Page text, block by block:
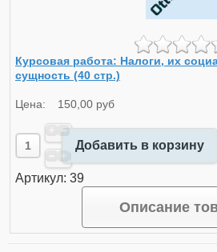
Курсовая работа: Налоги, их
сущность (40 стр.)
Цена: 150,00 руб
Добавить в корзину
Артикул: 39
Описание